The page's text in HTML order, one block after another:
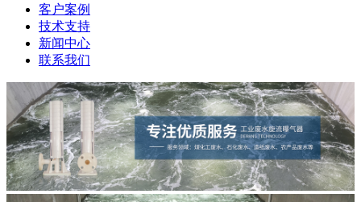
客户案例
技术支持
新闻中心
联系我们